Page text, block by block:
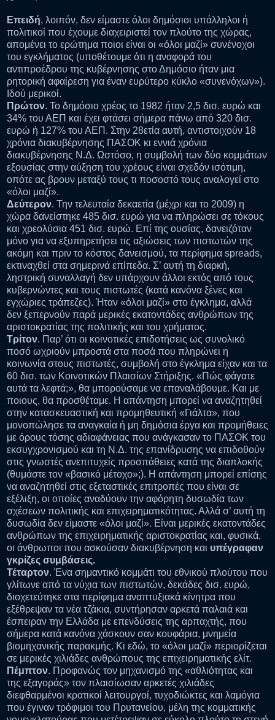
Επειδή, λοιπόν, δεν είμαστε όλοι δημόσιοι υπάλληλοι ή
πολιτικοί που έχουμε διαχειριστεί τον πλούτο της χώρας,
απομένει το ερώτημα ποιοι είναι οι «όλοι μαζί» συνένοχοι
του εγκλήματος (υποθέτουμε ότι η αναφορά του
αντιπροέδρου της κυβέρνησης στο Δημόσιο ήταν μια
ρητορική αφαίρεση για έναν ευρύτερο κύκλο «συνενόχων»).
Ιδού μερικοί.
Πρώτον. Το δημόσιο χρέος το 1982 ήταν 2,5 δισ. ευρώ και
34% του ΑΕΠ και έχει φτάσει σήμερα πάνω από 320 δισ.
ευρώ ή 127% του ΑΕΠ. Στην 28ετία αυτή, αντιστοιχούν 18
χρόνια διακυβέρνησης ΠΑΣΟΚ κι εννιά χρόνια
διακυβέρνησης Ν.Δ. Ωστόσο, η συμβολή των δύο κομμάτων
εξουσίας στην αύξηση του χρέους είναι σχεδόν ισότιμη,
οπότε ας βρουν μεταξύ τους τι ποσοστό τους αναλογεί στο
«όλοι μαζί».
Δεύτερον. Την τελευταία δεκαετία (μέχρι και το 2009) η
χώρα δανείστηκε 485 δισ. ευρώ για να πληρώσει σε τόκους
και χρεολύσια 451 δισ. ευρώ. Επί της ουσίας, δανειζόταν
μόνο για να εξυπηρετήσει τις αξιώσεις των πιστωτών της
ακόμη και πριν το κόστος δανεισμού, τα περίφημα spreads,
εκτιναχθεί στα σημερινά επίπεδα. Σ’ αυτή τη διαρκή,
ληστρική συναλλαγή δεν υπάρχουν άλλοι εκτός από τους
κυβερνώντες και τους πιστωτές (κατά κανόνα ξένες και
εγχώριες τράπεζες). Ήταν «όλοι μαζί» στο έγκλημα, αλλά
δεν ξεπερνούν παρά μερικές εκατοντάδες ανθρώπων της
αριστοκρατίας της πολιτικής και του χρήματος.
Τρίτον. Παρ’ ότι οι κοινοτικές επιδοτήσεις ως συνολικό
ποσό ωχριούν μπροστά στα ποσά που πληρώνει η
κοινωνία στους πιστωτές, συμβολή στο έγκλημα είχαν και τα
60 δισ. των Κοινοτικών Πλαισίων Στήριξης. «Πώς φάγατε
αυτά τα λεφτά;», θα μπορούσαμε να επαναλάβουμε. Και με
ποιους, θα προσθέταμε. Η απάντηση μπορεί να αναζητηθεί
στην κατασκευαστική και προμηθευτική «Γιάλτα», που
μονοπώλησε τα αναγκαία ή μη δημόσια έργα και προμήθειες
με όρους τόσης αδιαφάνειας που ανάγκασαν το ΠΑΣΟΚ του
εκσυγχρονισμού και τη Ν.Δ. της επανίδρυσης να επιδοθούν
στις γνωστές ανεπιτυχείς προσπάθειες κατά της διαπλοκής
(θυμάστε τον «βασικό μέτοχο»;). Η απάντηση μπορεί επίσης
να αναζητηθεί στις εξεταστικές επιτροπές που είναι σε
εξέλιξη, οι οποίες αναδύουν την αφόρητη δυσωδία των
σχέσεων πολιτικής και επιχειρηματικότητας. Αλλά σ’ αυτή τη
δυσωδία δεν είμαστε «όλοι μαζί». Είναι μερικές εκατοντάδες
ανθρώπων της επιχειρηματικής αριστοκρατίας και, φυσικά,
οι άνθρωποι που ασκούσαν διακυβέρνηση και υπέγραφαν
γκρίζες συμβάσεις.
Τέταρτον. Ένα σημαντικό κομμάτι του εθνικού πλούτου που
γλίτωνε από τα νύχια των πιστωτών, δεκάδες δισ. ευρώ,
διοχετεύτηκε στα περίφημα αναπτυξιακά κίνητρα που
εξέθρεψαν τα νέα τζάκια, συντήρησαν αρκετά παλαιά και
έσπειραν την Ελλάδα με επενδύσεις της αρπαχτής, που
σήμερα κατά κανόνα χάσκουν σαν κουφάρια, μνημεία
βιομηχανικής παρακμής. Κι εδώ, το «όλοι μαζί» περιορίζεται
σε μερικές χιλιάδες ανθρώπους της επιχειρηματικής ελίτ.
Πέμπτον. Προφανώς τον μηχανισμό της «αθλιότητας και
της εξαγοράς» τον πλαισίωσαν αρκετές χιλιάδες
διεφθαρμένοι κρατικοί λειτουργοί, τυχοδιώκτες και λαμόγια
που έγιναν τρόφιμοι του Πρυτανείου, μέλη της κομματικής